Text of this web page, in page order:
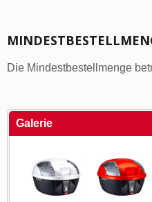
Die Mindestbestellmenge
Galerie